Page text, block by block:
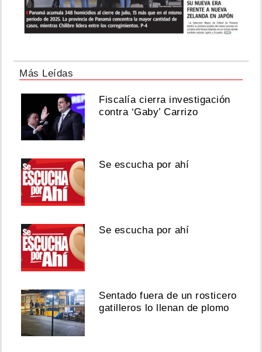
Más Leídas
Fiscalía cierra investigación
contra ‘Gaby’ Carrizo
Se escucha por ahí
Se escucha por ahí
Sentado fuera de un rosticero
gatilleros lo llenan de plomo